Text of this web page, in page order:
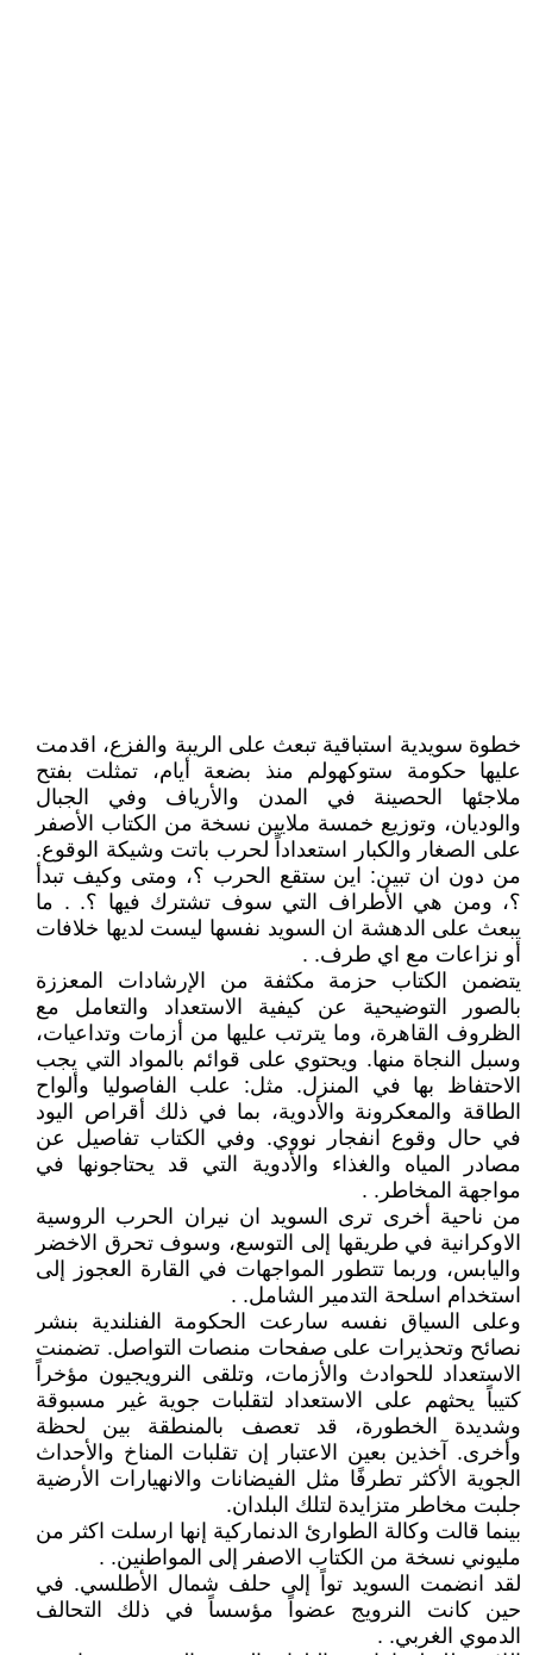
خطوة سويدية استباقية تبعث على الريبة والفزع، اقدمت
عليها حكومة ستوكهولم منذ بضعة أيام، تمثلت بفتح
ملاجئها الحصينة في المدن والأرياف وفي الجبال
والوديان، وتوزيع خمسة ملايين نسخة من الكتاب الأصفر
على الصغار والكبار استعداداً لحرب باتت وشيكة الوقوع.
من دون ان تبين: اين ستقع الحرب ؟، ومتى وكيف تبدأ
؟، ومن هي الأطراف التي سوف تشترك فيها ؟. . ما
يبعث على الدهشة ان السويد نفسها ليست لديها خلافات
أو نزاعات مع اي طرف. .
يتضمن الكتاب حزمة مكثفة من الإرشادات المعززة
بالصور التوضيحية عن كيفية الاستعداد والتعامل مع
الظروف القاهرة، وما يترتب عليها من أزمات وتداعيات،
وسبل النجاة منها. ويحتوي على قوائم بالمواد التي يجب
الاحتفاظ بها في المنزل. مثل: علب الفاصوليا وألواح
الطاقة والمعكرونة والأدوية، بما في ذلك أقراص اليود
في حال وقوع انفجار نووي. وفي الكتاب تفاصيل عن
مصادر المياه والغذاء والأدوية التي قد يحتاجونها في
مواجهة المخاطر. .
من ناحية أخرى ترى السويد ان نيران الحرب الروسية
الاوكرانية في طريقها إلى التوسع، وسوف تحرق الاخضر
واليابس، وربما تتطور المواجهات في القارة العجوز إلى
استخدام اسلحة التدمير الشامل. .
وعلى السياق نفسه سارعت الحكومة الفنلندية بنشر
نصائح وتحذيرات على صفحات منصات التواصل. تضمنت
الاستعداد للحوادث والأزمات، وتلقى النرويجيون مؤخراً
كتيباً يحثهم على الاستعداد لتقلبات جوية غير مسبوقة
وشديدة الخطورة، قد تعصف بالمنطقة بين لحظة
وأخرى. آخذين بعين الاعتبار إن تقلبات المناخ والأحداث
الجوية الأكثر تطرفًا مثل الفيضانات والانهيارات الأرضية
جلبت مخاطر متزايدة لتلك البلدان.
بينما قالت وكالة الطوارئ الدنماركية إنها ارسلت اكثر من
مليوني نسخة من الكتاب الاصفر إلى المواطنين. .
لقد انضمت السويد تواً إلى حلف شمال الأطلسي. في
حين كانت النرويج عضواً مؤسساً في ذلك التحالف
الدموي الغربي. .